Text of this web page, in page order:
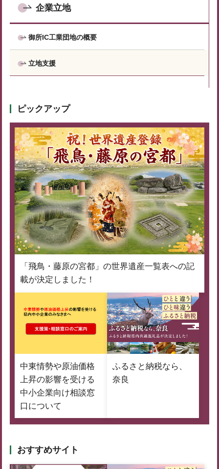
企業立地
御所IC工業団地の概要
立地支援
ピックアップ
「飛鳥・藤原の宮都」の世界遺産一覧表への記
載が決定しました！
中東情勢や原油価格
上昇の影響を受ける
中小企業向け相談窓
口について
ふるさと納税なら、
奈良
おすすめサイト